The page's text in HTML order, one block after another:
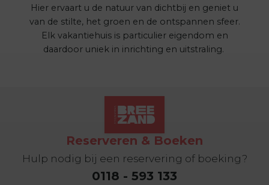
Hier ervaart u de natuur van dichtbij en geniet u
van de stilte, het groen en de ontspannen sfeer.
Elk vakantiehuis is particulier eigendom en
daardoor uniek in inrichting en uitstraling.
Reserveren & Boeken
Hulp nodig bij een reservering of boeking?
0118 - 593 133